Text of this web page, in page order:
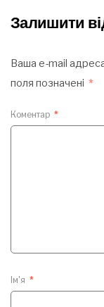
Залишити
Ваша e-mail
поля позначені *
Коментар *
Ім'я *